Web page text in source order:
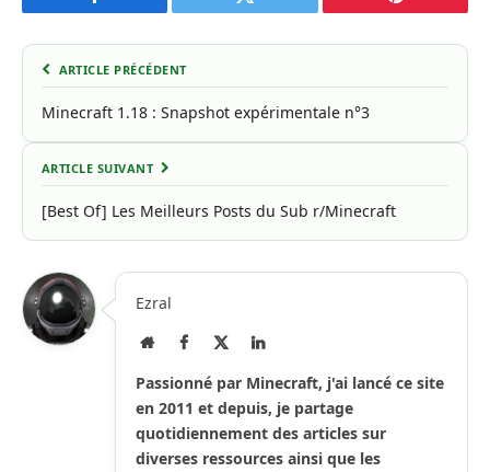
Facebook Twitter Pinterest
ARTICLE PRÉCÉDENT
Minecraft 1.18 : Snapshot expérimentale n°3
ARTICLE SUIVANT
[Best Of] Les Meilleurs Posts du Sub r/Minecraft
Ezral
Site
Facebook LinkedIn
Passionné par Minecraft, j'ai lancé ce site
en 2011 et depuis, je partage
quotidiennement des articles sur
diverses ressources ainsi que les